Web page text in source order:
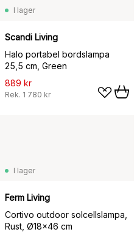
I lager
Scandi Living
Halo portabel bordslampa
25,5 cm, Green
889 kr
Rek. 1 780 kr
I lager
Ferm Living
Cortivo outdoor solcellslampa,
Rust, Ø18x46 cm